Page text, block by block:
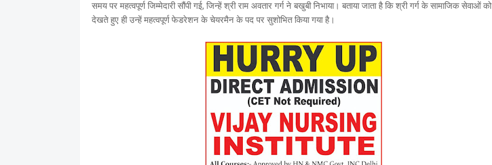
समय पर महत्वपूर्ण जिम्मेदारी सौंपी गई, जिन्हें श्री राम अवतार गर्ग ने बखुबी निभाया। बताया जाता है कि श्री गर्ग के सामाजिक सेवाओं को
देखते हुए ही उन्हें महत्वपूर्ण फेडरेशन के चेयरमैन के पद पर सुशोभित किया गया है।